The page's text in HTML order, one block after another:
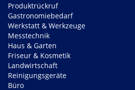
Produktrückruf
Gastronomiebedarf
Werkstatt & Werkzeuge
Messtechnik
Haus & Garten
Friseur & Kosmetik
Landwirtschaft
Reinigungsgeräte
Büro